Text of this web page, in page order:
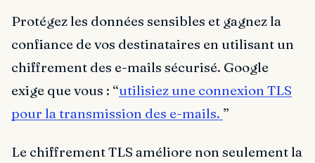
Protégez les données sensibles et gagnez la
confiance de vos destinataires en utilisant un
chiffrement des e-mails sécurisé. Google
exige que vous : “utilisiez une connexion TLS
pour la transmission des e-mails. ”
Le chiffrement TLS améliore non seulement la